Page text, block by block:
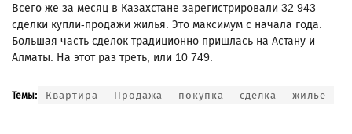
Всего же за месяц в Казахстане зарегистрировали 32 943
сделки купли-продажи жилья. Это максимум с начала года.
Большая часть сделок традиционно пришлась на Астану и
Алматы. На этот раз треть, или 10 749.
Темы: Квартира Продажа покупка сделка жилье